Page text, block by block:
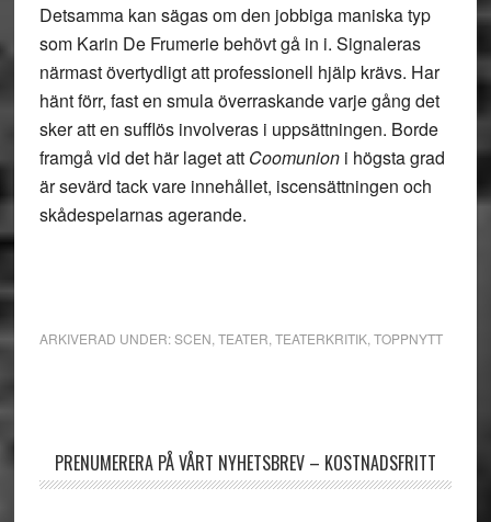
Detsamma kan sägas om den jobbiga maniska typ
som Karin De Frumerie behövt gå in i. Signaleras
närmast övertydligt att professionell hjälp krävs. Har
hänt förr, fast en smula överraskande varje gång det
sker att en sufflös involveras i uppsättningen. Borde
framgå vid det här laget att Coomunion i högsta grad
är sevärd tack vare innehållet, iscensättningen och
skådespelarnas agerande.
ARKIVERAD UNDER:SCEN TEATER TEATERKRITIK, TOPPNYTT
PRENUMERERA PÅ VÅRT NYHETSBREV – KOSTNADSFRITT